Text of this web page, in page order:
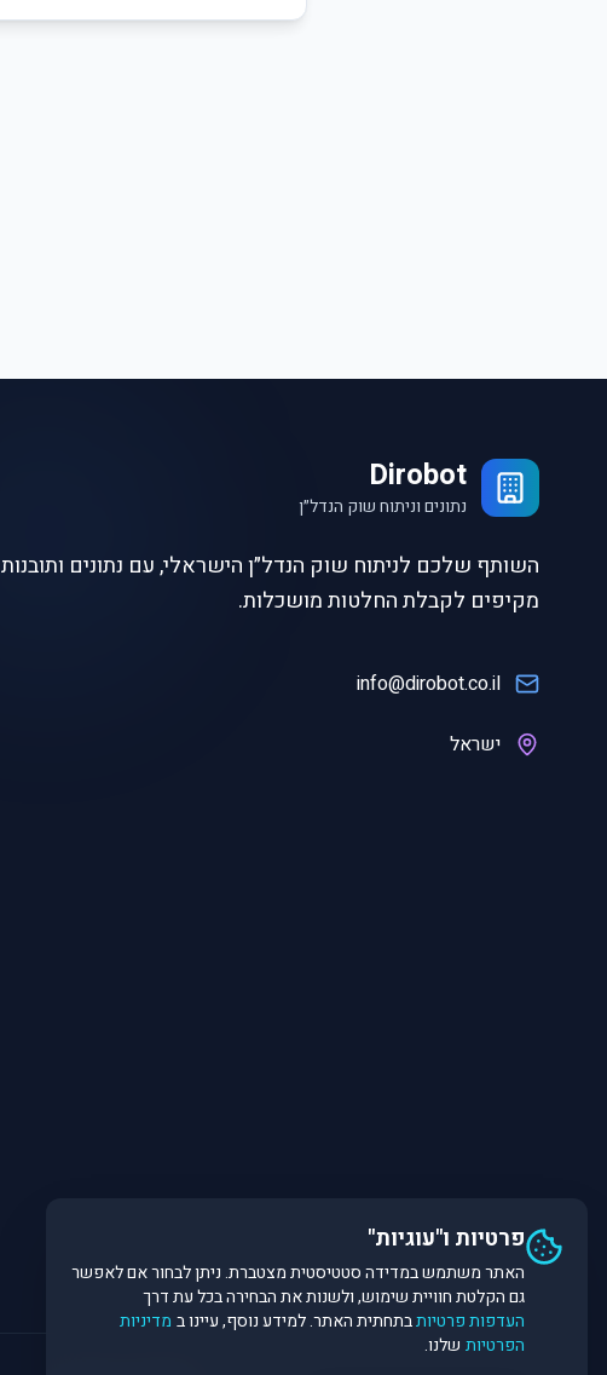
Dirobot
נתונים וניתוח שוק הנדל״ן
השותף שלכם לניתוח שוק הנדל״ן הישראלי, עם נתונים ותובנות
מקיפים לקבלת החלטות מושכלות.
info@dirobot.co.il
ישראל
פרטיות ו"עוגיות"
האתר משתמש במדידה סטטיסטית מצטברת. ניתן לבחור אם לאפשר
גם הקלטת חוויית שימוש, ולשנות את הבחירה בכל עת דרך
העדפות פרטיותבתחתית האתר. למידע נוסף, עיינו ב מדיניות
הפרטיות שלנו.